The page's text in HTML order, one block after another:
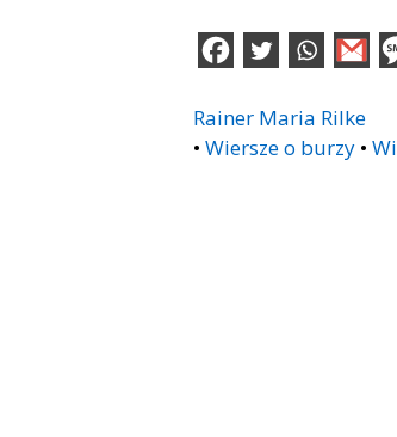
Rainer Maria Rilke
• Wiersze o burzy •